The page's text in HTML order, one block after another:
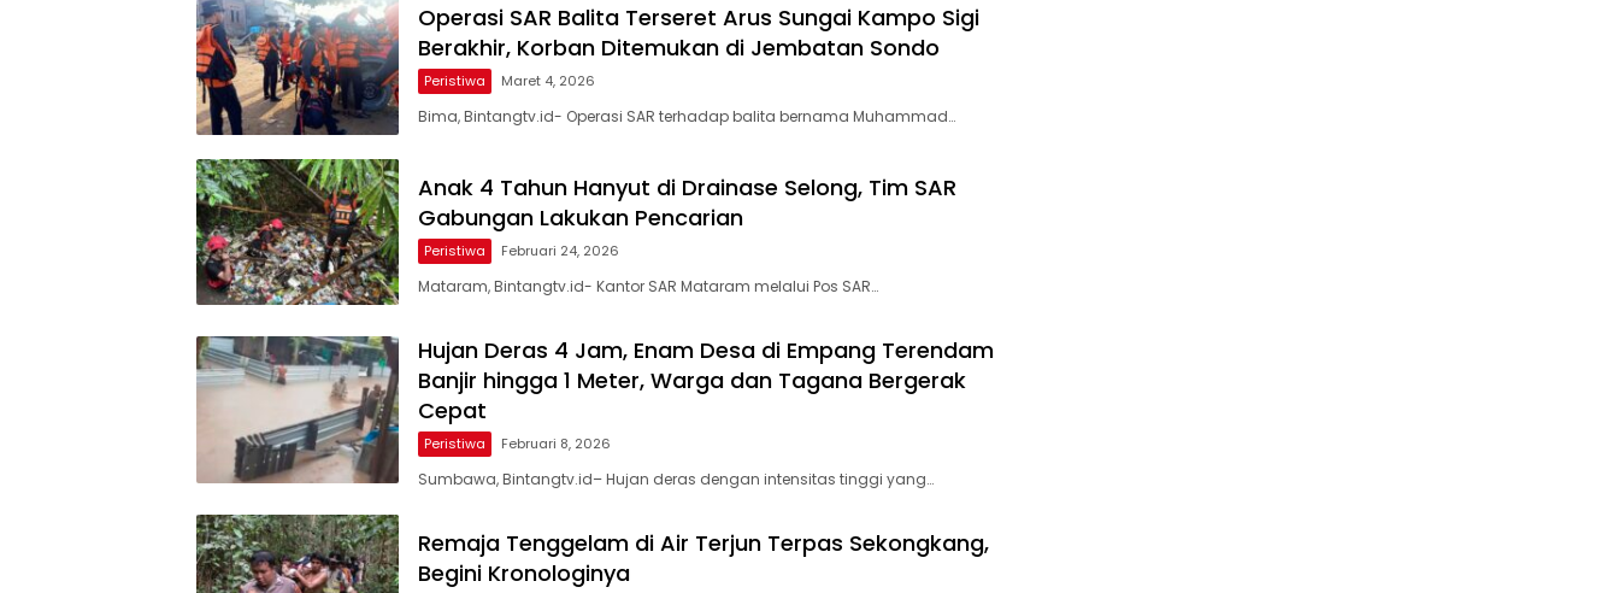
Operasi SAR Balita Terseret Arus Sungai Kampo Sigi
Berakhir, Korban Ditemukan di Jembatan Sondo
Peristiwa Maret 4, 2026
Bima, Bintangtv.id- Operasi SAR terhadap balita bernama Muhammad…
Anak 4 Tahun Hanyut di Drainase Selong, Tim SAR
Gabungan Lakukan Pencarian
Peristiwa Februari 24, 2026
Mataram, Bintangtv.id- Kantor SAR Mataram melalui Pos SAR…
Hujan Deras 4 Jam, Enam Desa di Empang Terendam
Banjir hingga 1 Meter, Warga dan Tagana Bergerak
Cepat
Peristiwa Februari 8, 2026
Sumbawa, Bintangtv.id– Hujan deras dengan intensitas tinggi yang…
Remaja Tenggelam di Air Terjun Terpas Sekongkang,
Begini Kronologinya